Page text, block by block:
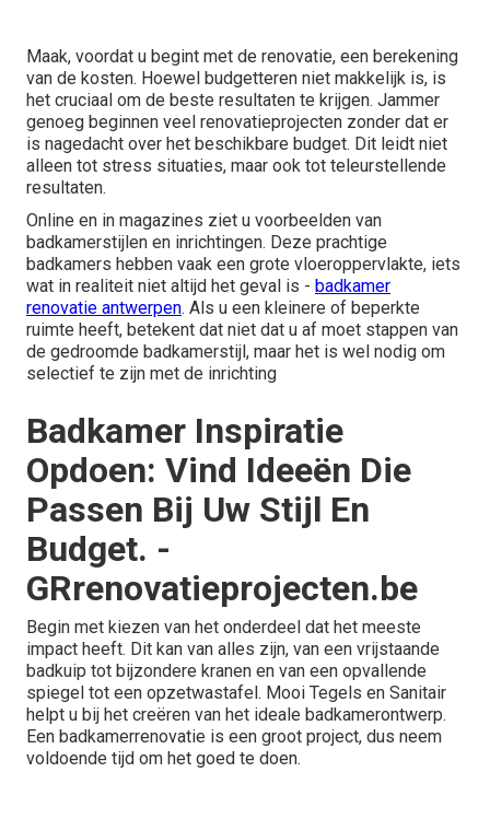
Maak, voordat u begint met de renovatie, een berekening
van de kosten. Hoewel budgetteren niet makkelijk is, is
het cruciaal om de beste resultaten te krijgen. Jammer
genoeg beginnen veel renovatieprojecten zonder dat er
is nagedacht over het beschikbare budget. Dit leidt niet
alleen tot stress situaties, maar ook tot teleurstellende
resultaten.
Online en in magazines ziet u voorbeelden van
badkamerstijlen en inrichtingen. Deze prachtige
badkamers hebben vaak een grote vloeroppervlakte, iets
wat in realiteit niet altijd het geval is - badkamer
renovatie antwerpen. Als u een kleinere of beperkte
ruimte heeft, betekent dat niet dat u af moet stappen van
de gedroomde badkamerstijl, maar het is wel nodig om
selectief te zijn met de inrichting
Badkamer Inspiratie
Opdoen: Vind Ideeën Die
Passen Bij Uw Stijl En
Budget. -
GRrenovatieprojecten.be
Begin met kiezen van het onderdeel dat het meeste
impact heeft. Dit kan van alles zijn, van een vrijstaande
badkuip tot bijzondere kranen en van een opvallende
spiegel tot een opzetwastafel. Mooi Tegels en Sanitair
helpt u bij het creëren van het ideale badkamerontwerp.
Een badkamerrenovatie is een groot project, dus neem
voldoende tijd om het goed te doen.